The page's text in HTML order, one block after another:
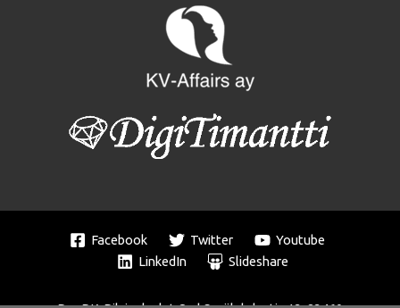
Facebook Twitter
Youtube
LinkedIn
Slideshare